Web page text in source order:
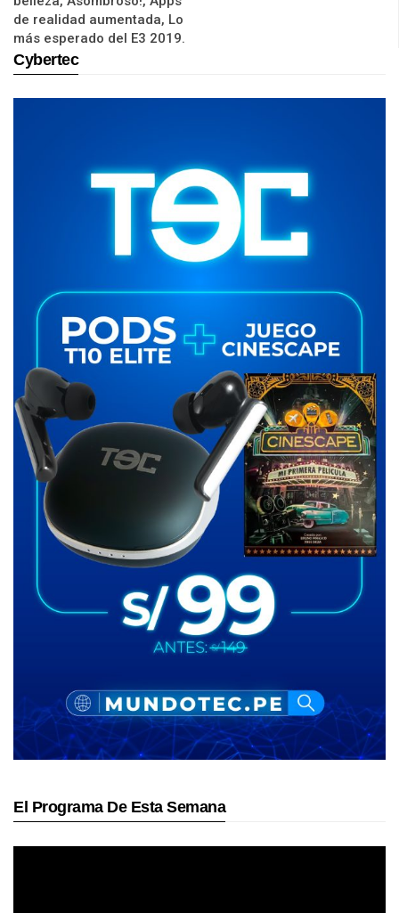
de realidad aumentada, Lo
más esperado del E3 2019.
Cybertec
El Programa De Esta Semana